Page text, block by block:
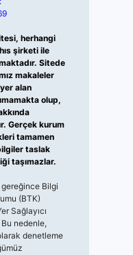
herhangi
şirketi ile
Sitede
makaleler
alan
olup,
Gerçek kurum
tamamen
taslak
taşımazlar.
gereğince Bilgi
(BTK)
Sağlayıcı
nedenle,
denetleme